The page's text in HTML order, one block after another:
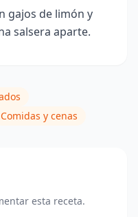
gajos de limón y
salsera aparte.
Comidas y cenas
esta receta.